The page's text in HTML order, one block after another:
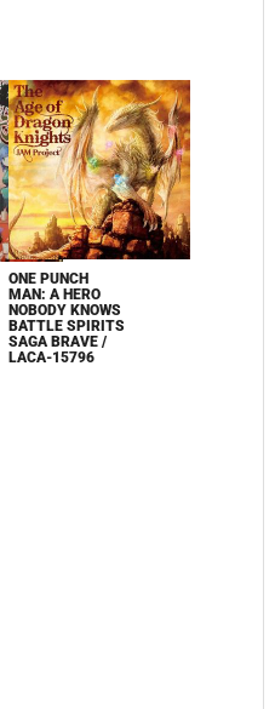
ONE PUNCH
MAN: A HERO
NOBODY KNOWS
BATTLE SPIRITS
SAGA BRAVE /
LACA-15796